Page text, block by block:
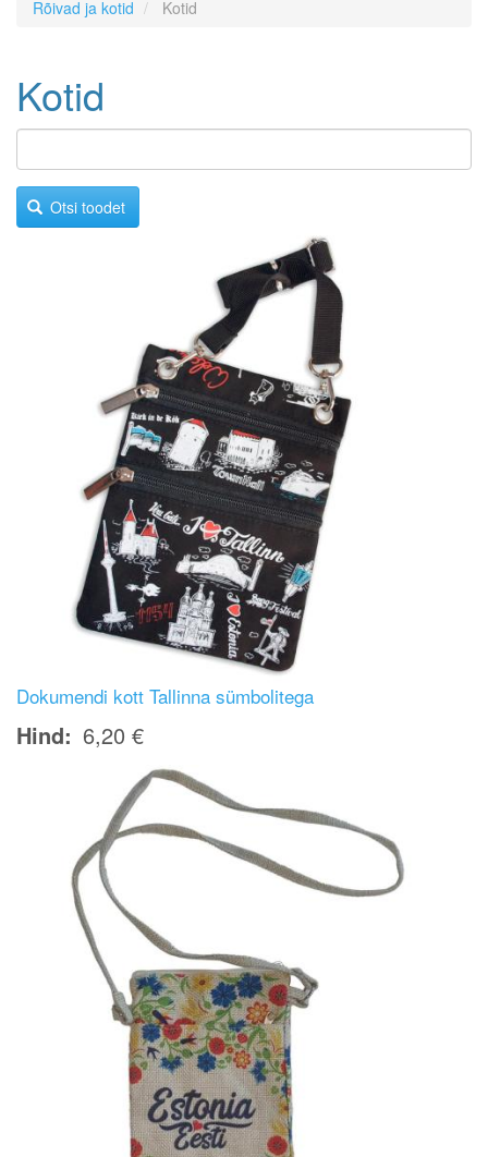
Rõivad ja kotid Kotid
Kotid
Otsi toodet
Dokumendi kott Tallinna sümbolitega
Hind 6,20 €